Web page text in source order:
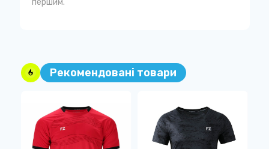
першим.
Рекомендовані товари